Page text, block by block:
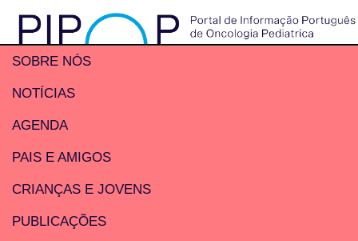
SOBRE NÓS
NOTÍCIAS
AGENDA
PAIS E AMIGOS
CRIANÇAS E JOVENS
PUBLICAÇÕES